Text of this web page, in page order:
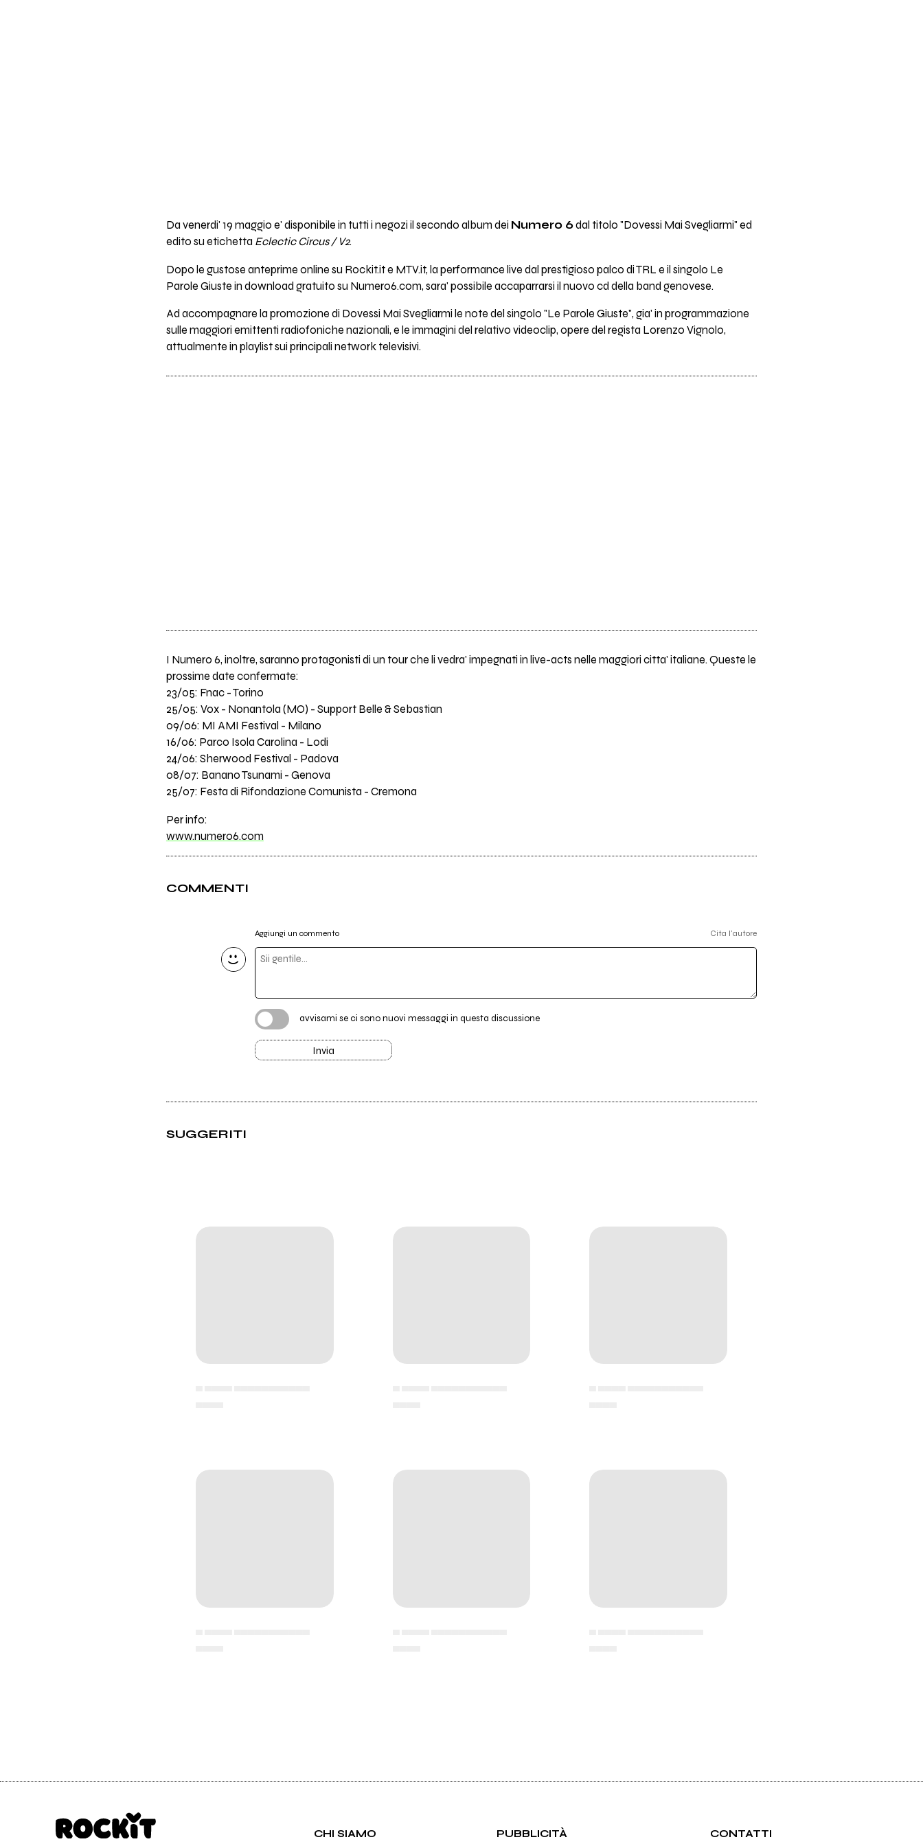
Da venerdi' 19 maggio e' disponibile in tutti i negozi il secondo album dei Numero 6dal titolo "Dovessi Mai Svegliarmi" ed
edito su etichetta Eclectic Circus / V2.
Dopo le gustose anteprime online su Rockit.it e MTV.it, la performance live dal prestigioso palco di TRL e il singolo Le
Parole Giuste in download gratuito su Numero6.com, sara' possibile accaparrarsi il nuovo cd della band genovese.
Ad accompagnare la promozione di Dovessi Mai Svegliarmi le note del singolo "Le Parole Giuste", gia' in programmazione
sulle maggiori emittenti radiofoniche nazionali, e le immagini del relativo videoclip, opere del regista Lorenzo Vignolo,
attualmente in playlist sui principali network televisivi.
I Numero 6, inoltre, saranno protagonisti di un tour che li vedra' impegnati in live-acts nelle maggiori citta' italiane. Queste le
prossime date confermate:
23/05: Fnac - Torino
25/05: Vox - Nonantola (MO) - Support Belle & Sebastian
09/06: MI AMI Festival - Milano
16/06: Parco Isola Carolina - Lodi
24/06: Sherwood Festival - Padova
08/07: Banano Tsunami - Genova
25/07: Festa di Rifondazione Comunista - Cremona
Per info:
www.numero6.com
COMMENTI
Aggiungi un commento Cita l'autore
avvisami se ci sono nuovi messaggi in questa discussione
Invia
SUGGERITI
CHI SIAMO PUBBLICITÀ CONTATTI